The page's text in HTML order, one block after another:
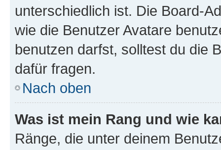
unterschiedlich ist. Die Board-
wie die Benutzer Avatare
benutzen darfst, solltest du die
dafür fragen.
Nach oben
Was ist mein Rang und wie
Ränge, die unter deinem